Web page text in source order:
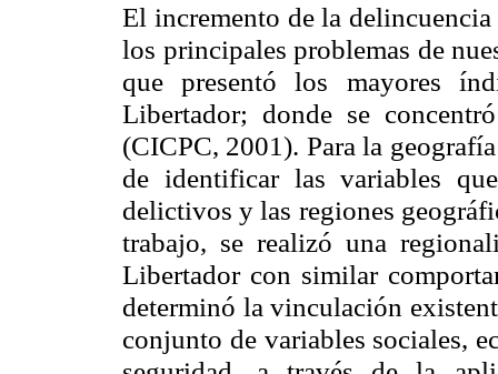
El incremento de la
los principales problemas de
que presentó los mayores
Libertador; donde se
(CICPC, 2001). Para la
de identificar las variables
delictivos y las regiones
trabajo, se realizó una
Libertador con similar
determinó la vinculación
conjunto de variables sociales,